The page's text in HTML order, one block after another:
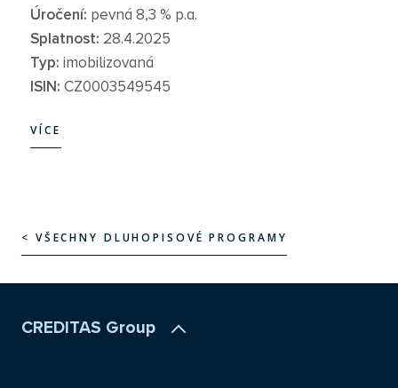
Úročení: pevná 8,3 % p.a.
Splatnost: 28.4.2025
Typ: imobilizovaná
ISIN: CZ0003549545
VÍCE
< VŠECHNY DLUHOPISOVÉ PROGRAMY
CREDITAS Group